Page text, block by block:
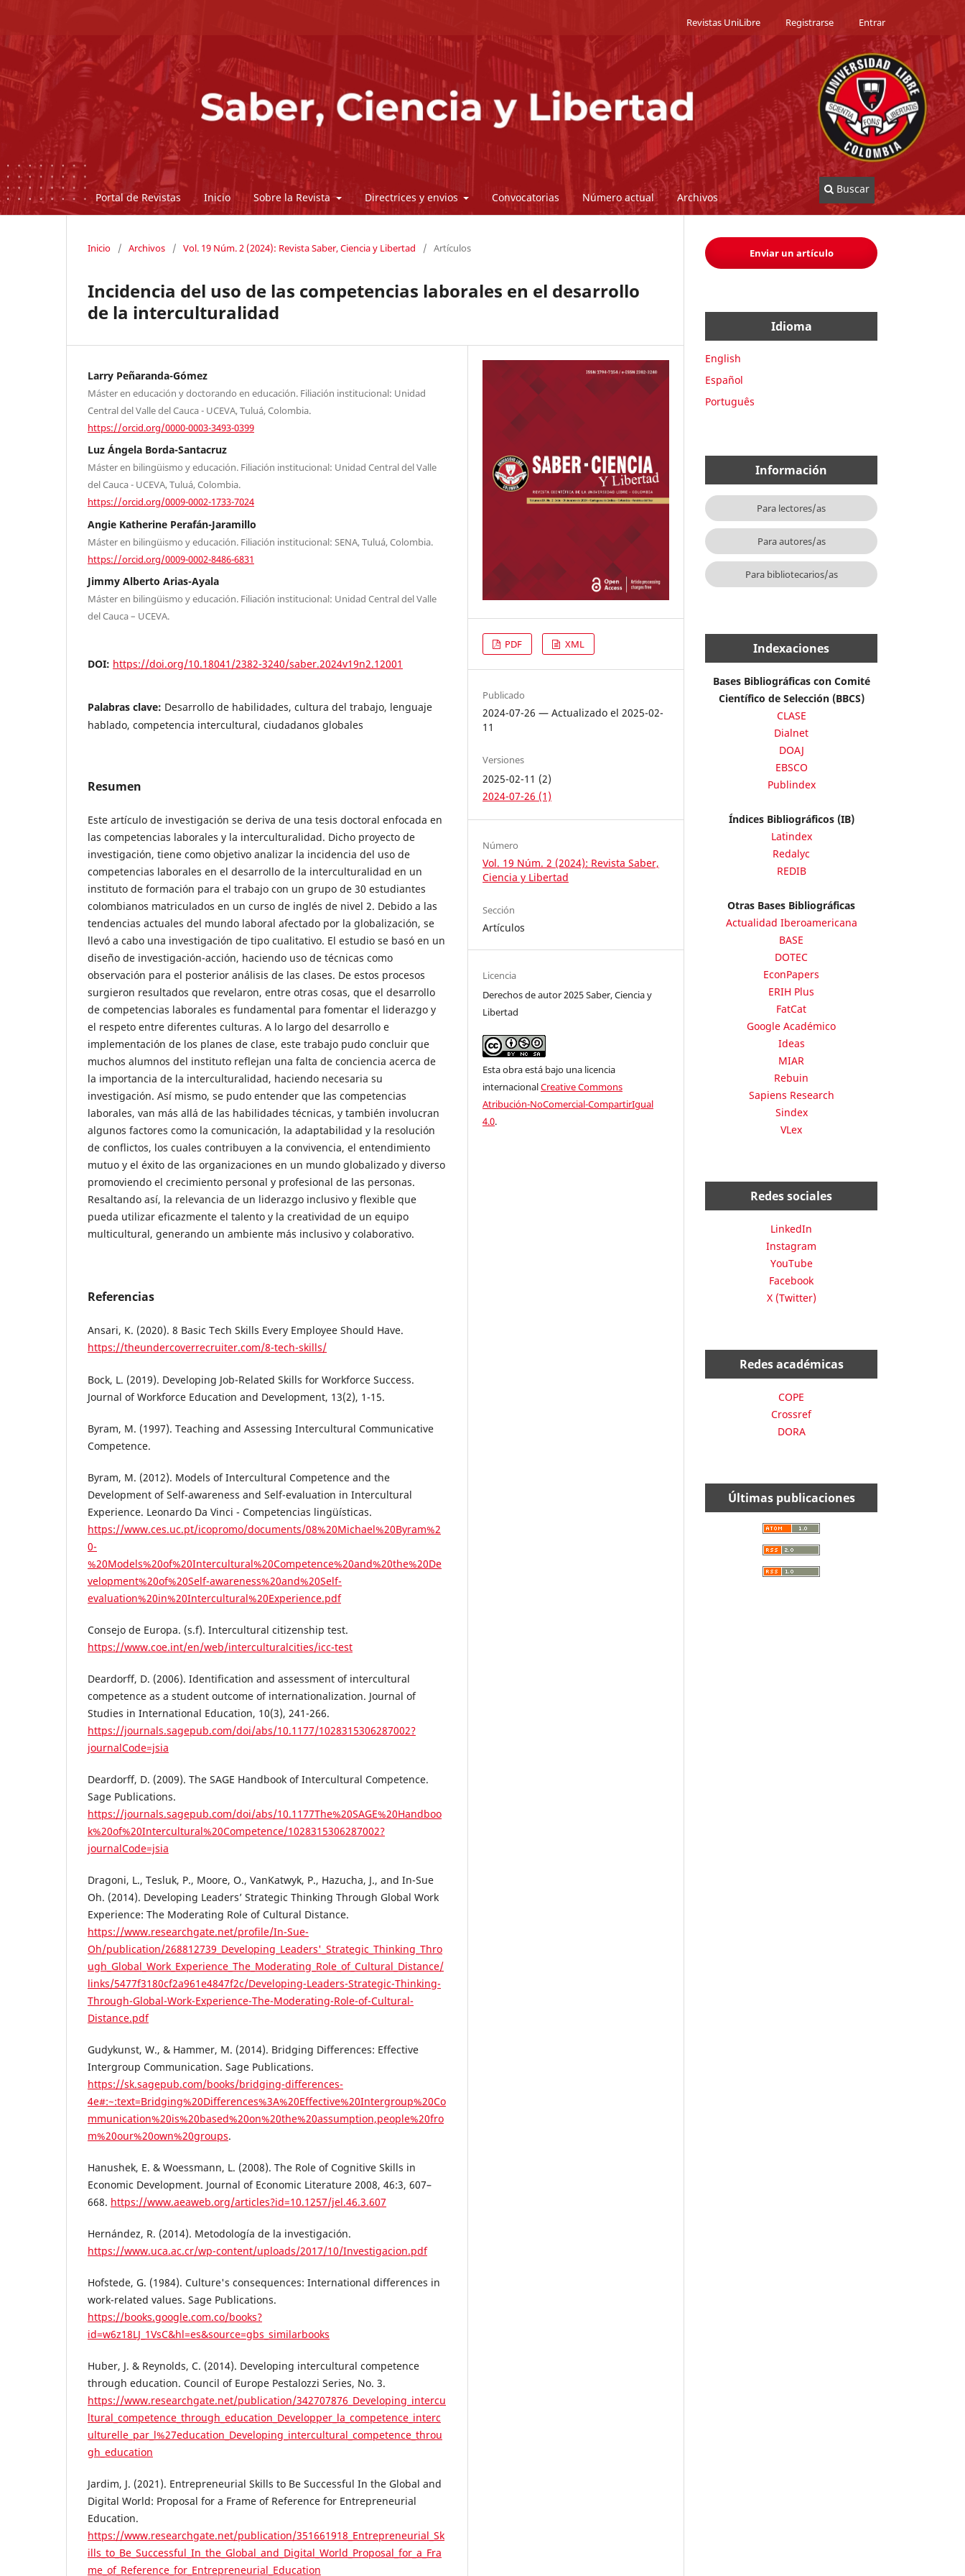
Portal de Revistas Inicio Sobre la Revista Directrices y envios Convocatorias Número actual Archivos
Buscar
Revistas UniLibre Registrarse Entrar
Inicio / Archivos / Vol. 19 Núm. 2 (2024): Revista Saber, Ciencia y Libertad / Artículos
Incidencia del uso de las competencias laborales en el desarrollo
de la interculturalidad
Larry Peñaranda-Gómez
Máster en educación y doctorando en educación. Filiación institucional: Unidad
Central del Valle del Cauca - UCEVA, Tuluá, Colombia.
https://orcid.org/0000-0003-3493-0399
Luz Ángela Borda-Santacruz
Máster en bilingüismo y educación. Filiación institucional: Unidad Central del Valle
del Cauca - UCEVA, Tuluá, Colombia.
https://orcid.org/0009-0002-1733-7024
Angie Katherine Perafán-Jaramillo
Máster en bilingüismo y educación. Filiación institucional: SENA, Tuluá, Colombia.
https://orcid.org/0009-0002-8486-6831
Jimmy Alberto Arias-Ayala
Máster en bilingüismo y educación. Filiación institucional: Unidad Central del Valle
del Cauca – UCEVA.
DOI: https://doi.org/10.18041/2382-3240/saber.2024v19n2.12001
Palabras clave: Desarrollo de habilidades, cultura del trabajo, lenguaje
hablado, competencia intercultural, ciudadanos globales
Resumen
Este artículo de investigación se deriva de una tesis doctoral enfocada en
las competencias laborales y la interculturalidad. Dicho proyecto de
investigación, tiene como objetivo analizar la incidencia del uso de
competencias laborales en el desarrollo de la interculturalidad en un
instituto de formación para el trabajo con un grupo de 30 estudiantes
colombianos matriculados en un curso de inglés de nivel 2. Debido a las
tendencias actuales del mundo laboral afectado por la globalización, se
llevó a cabo una investigación de tipo cualitativo. El estudio se basó en un
diseño de investigación-acción, haciendo uso de técnicas como
observación para el posterior análisis de las clases. De estos procesos
surgieron resultados que revelaron, entre otras cosas, que el desarrollo
de competencias laborales es fundamental para fomentar el liderazgo y
el respeto entre diferentes culturas. A lo largo del desarrollo e
implementación de los planes de clase, este trabajo pudo concluir que
muchos alumnos del instituto reflejan una falta de conciencia acerca de
la importancia de la interculturalidad, haciendo necesaria su
investigación. Así mismo, se pudo entender que las competencias
laborales, van más allá de las habilidades técnicas, y también involucran
algunos factores como la comunicación, la adaptabilidad y la resolución
de conflictos, los cuales contribuyen a la convivencia, el entendimiento
mutuo y el éxito de las organizaciones en un mundo globalizado y diverso
promoviendo el crecimiento personal y profesional de las personas.
Resaltando así, la relevancia de un liderazgo inclusivo y flexible que
pueda utilizar eficazmente el talento y la creatividad de un equipo
multicultural, generando un ambiente más inclusivo y colaborativo.
Referencias
Ansari, K. (2020). 8 Basic Tech Skills Every Employee Should Have.
https://theundercoverrecruiter.com/8-tech-skills/
Bock, L. (2019). Developing Job-Related Skills for Workforce Success.
Journal of Workforce Education and Development, 13(2), 1-15.
Byram, M. (1997). Teaching and Assessing Intercultural Communicative
Competence.
Byram, M. (2012). Models of Intercultural Competence and the
Development of Self-awareness and Self-evaluation in Intercultural
Experience. Leonardo Da Vinci - Competencias lingüísticas.
https://www.ces.uc.pt/icopromo/documents/08%20Michael%20Byram%2
0-
%20Models%20of%20Intercultural%20Competence%20and%20the%20De
velopment%20of%20Self-awareness%20and%20Self-
evaluation%20in%20Intercultural%20Experience.pdf
Consejo de Europa. (s.f). Intercultural citizenship test.
https://www.coe.int/en/web/interculturalcities/icc-test
Deardorff, D. (2006). Identification and assessment of intercultural
competence as a student outcome of internationalization. Journal of
Studies in International Education, 10(3), 241-266.
https://journals.sagepub.com/doi/abs/10.1177/1028315306287002?
journalCode=jsia
Deardorff, D. (2009). The SAGE Handbook of Intercultural Competence.
Sage Publications.
https://journals.sagepub.com/doi/abs/10.1177The%20SAGE%20Handboo
k%20of%20Intercultural%20Competence/1028315306287002?
journalCode=jsia
Dragoni, L., Tesluk, P., Moore, O., VanKatwyk, P., Hazucha, J., and In-Sue
Oh. (2014). Developing Leaders’ Strategic Thinking Through Global Work
Experience: The Moderating Role of Cultural Distance.
https://www.researchgate.net/profile/In-Sue-
Oh/publication/268812739_Developing_Leaders'_Strategic_Thinking_Thro
ugh_Global_Work_Experience_The_Moderating_Role_of_Cultural_Distance/
links/5477f3180cf2a961e4847f2c/Developing-Leaders-Strategic-Thinking-
Through-Global-Work-Experience-The-Moderating-Role-of-Cultural-
Distance.pdf
Gudykunst, W., & Hammer, M. (2014). Bridging Differences: Effective
Intergroup Communication. Sage Publications.
https://sk.sagepub.com/books/bridging-differences-
4e#:~:text=Bridging%20Differences%3A%20Effective%20Intergroup%20Co
mmunication%20is%20based%20on%20the%20assumption,people%20fro
m%20our%20own%20groups.
Hanushek, E. & Woessmann, L. (2008). The Role of Cognitive Skills in
Economic Development. Journal of Economic Literature 2008, 46:3, 607–
668. https://www.aeaweb.org/articles?id=10.1257/jel.46.3.607
Hernández, R. (2014). Metodología de la investigación.
https://www.uca.ac.cr/wp-content/uploads/2017/10/Investigacion.pdf
Hofstede, G. (1984). Culture's consequences: International differences in
work-related values. Sage Publications.
https://books.google.com.co/books?
id=w6z18LJ_1VsC&hl=es&source=gbs_similarbooks
Huber, J. & Reynolds, C. (2014). Developing intercultural competence
through education. Council of Europe Pestalozzi Series, No. 3.
https://www.researchgate.net/publication/342707876_Developing_intercu
ltural_competence_through_education_Developper_la_competence_interc
ulturelle_par_l%27education_Developing_intercultural_competence_throu
gh_education
Jardim, J. (2021). Entrepreneurial Skills to Be Successful In the Global and
Digital World: Proposal for a Frame of Reference for Entrepreneurial
Education.
https://www.researchgate.net/publication/351661918_Entrepreneurial_Sk
ills_to_Be_Successful_In_the_Global_and_Digital_World_Proposal_for_a_Fra
me_of_Reference_for_Entrepreneurial_Education
PDF XML
Publicado
2024-07-26 — Actualizado el 2025-02-
11
Versiones
2025-02-11 (2)
2024-07-26 (1)
Número
Vol. 19 Núm. 2 (2024): Revista Saber,
Ciencia y Libertad
Sección
Artículos
Licencia
Derechos de autor 2025 Saber, Ciencia y
Libertad
Esta obra está bajo una licencia
internacionalCreative Commons
Atribución-NoComercial-CompartirIgual
4.0.
Enviar un artículo
Idioma
English
Español
Português
Información
Para lectores/as
Para autores/as
Para bibliotecarios/as
Indexaciones
Bases Bibliográficas con Comité
Científico de Selección (BBCS)
CLASE
Dialnet
DOAJ
EBSCO
Publindex
Índices Bibliográficos (IB)
Latindex
Redalyc
REDIB
Otras Bases Bibliográficas
Actualidad Iberoamericana
BASE
DOTEC
EconPapers
ERIH Plus
FatCat
Google Académico
Ideas
MIAR
Rebuin
Sapiens Research
Sindex
VLex
Redes sociales
LinkedIn
Instagram
YouTube
Facebook
X (Twitter)
Redes académicas
COPE
Crossref
DORA
Últimas publicaciones